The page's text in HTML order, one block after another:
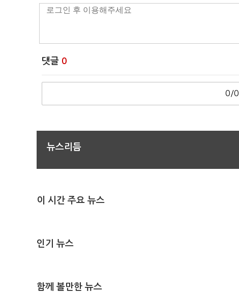
댓글 0
0/0
뉴스리듬
이 시간 주요 뉴스
인기 뉴스
함께 볼만한 뉴스